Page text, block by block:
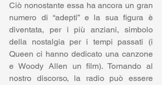
Ciò nonostante essa ha ancora un gran
numero di “adepti” e la sua figura è
diventata, per i più anziani, simbolo
della nostalgia per i tempi passati (i
Queen ci hanno dedicato una canzone
e Woody Allen un film). Tornando al
nostro discorso, la radio può essere